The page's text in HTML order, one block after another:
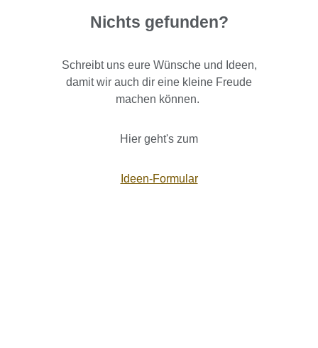
Nichts gefunden?
Schreibt uns eure Wünsche und Ideen,
damit wir auch dir eine kleine Freude
machen können.
Hier geht's zum
Ideen-Formular